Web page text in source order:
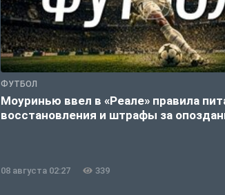
ФУТБОЛ
Моуринью ввел в «Реале» правила
восстановления и штрафы за
08 августа 02:27 339